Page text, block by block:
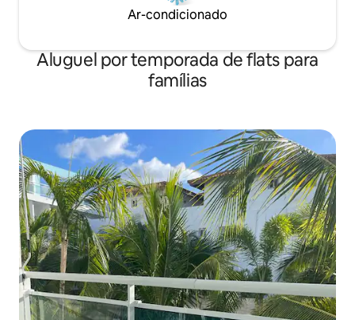
Ar-condicionado
Aluguel por temporada de flats para
famílias